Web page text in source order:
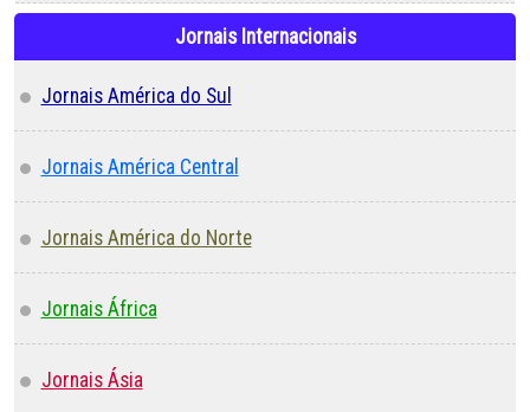
Jornais Internacionais
Jornais América do Sul
Jornais América Central
Jornais América do Norte
Jornais África
Jornais Ásia